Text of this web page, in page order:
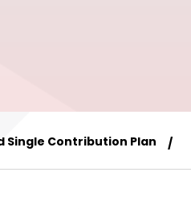
Single Contribution Plan